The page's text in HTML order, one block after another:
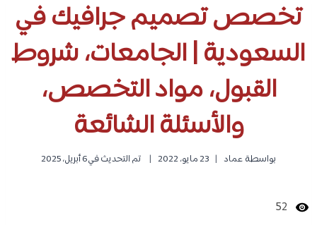
تخصص تصميم جرافيك في
السعودية | الجامعات، شروط
القبول، مواد التخصص،
والأسئلة الشائعة
بواسطة عماد 23 مايو، 2022 تم التحديث في6 أبريل، 2025
52